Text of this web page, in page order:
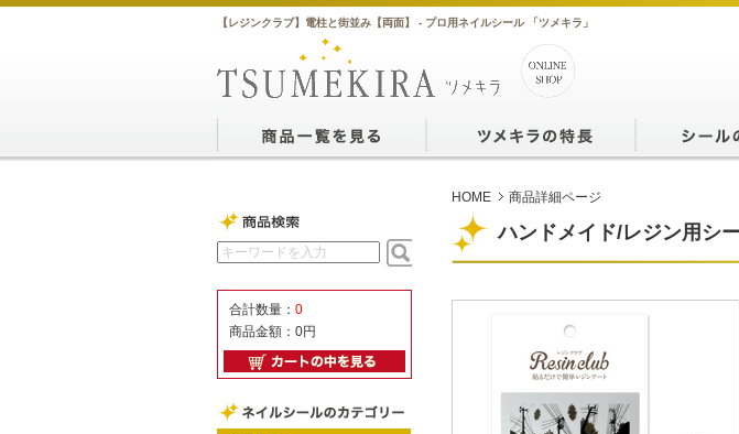
【レジンクラブ】電柱と街並み【両面】 - プロ用ネイルシール 「ツメキラ」
HOME 商品詳細ページ
合計数量： 0
商品金額： 0円
ハンドメイド/レジン用シ